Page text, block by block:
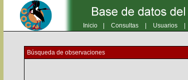
Inicio Consultas Usuarios
Búsqueda de observaciones